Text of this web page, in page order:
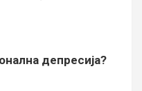
депресија?